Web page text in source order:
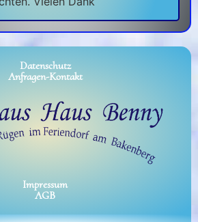
Datenschutz
Anfragen-Kontakt
Impressum
AGB